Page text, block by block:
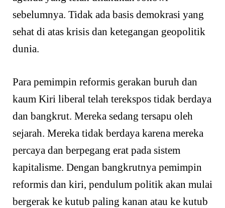
sebelumnya. Tidak ada basis demokrasi yang
sehat di atas krisis dan ketegangan geopolitik
dunia.
Para pemimpin reformis gerakan buruh dan
kaum Kiri liberal telah terekspos tidak berdaya
dan bangkrut. Mereka sedang tersapu oleh
sejarah. Mereka tidak berdaya karena mereka
percaya dan berpegang erat pada sistem
kapitalisme. Dengan bangkrutnya pemimpin
reformis dan kiri, pendulum politik akan mulai
bergerak ke kutub paling kanan atau ke kutub